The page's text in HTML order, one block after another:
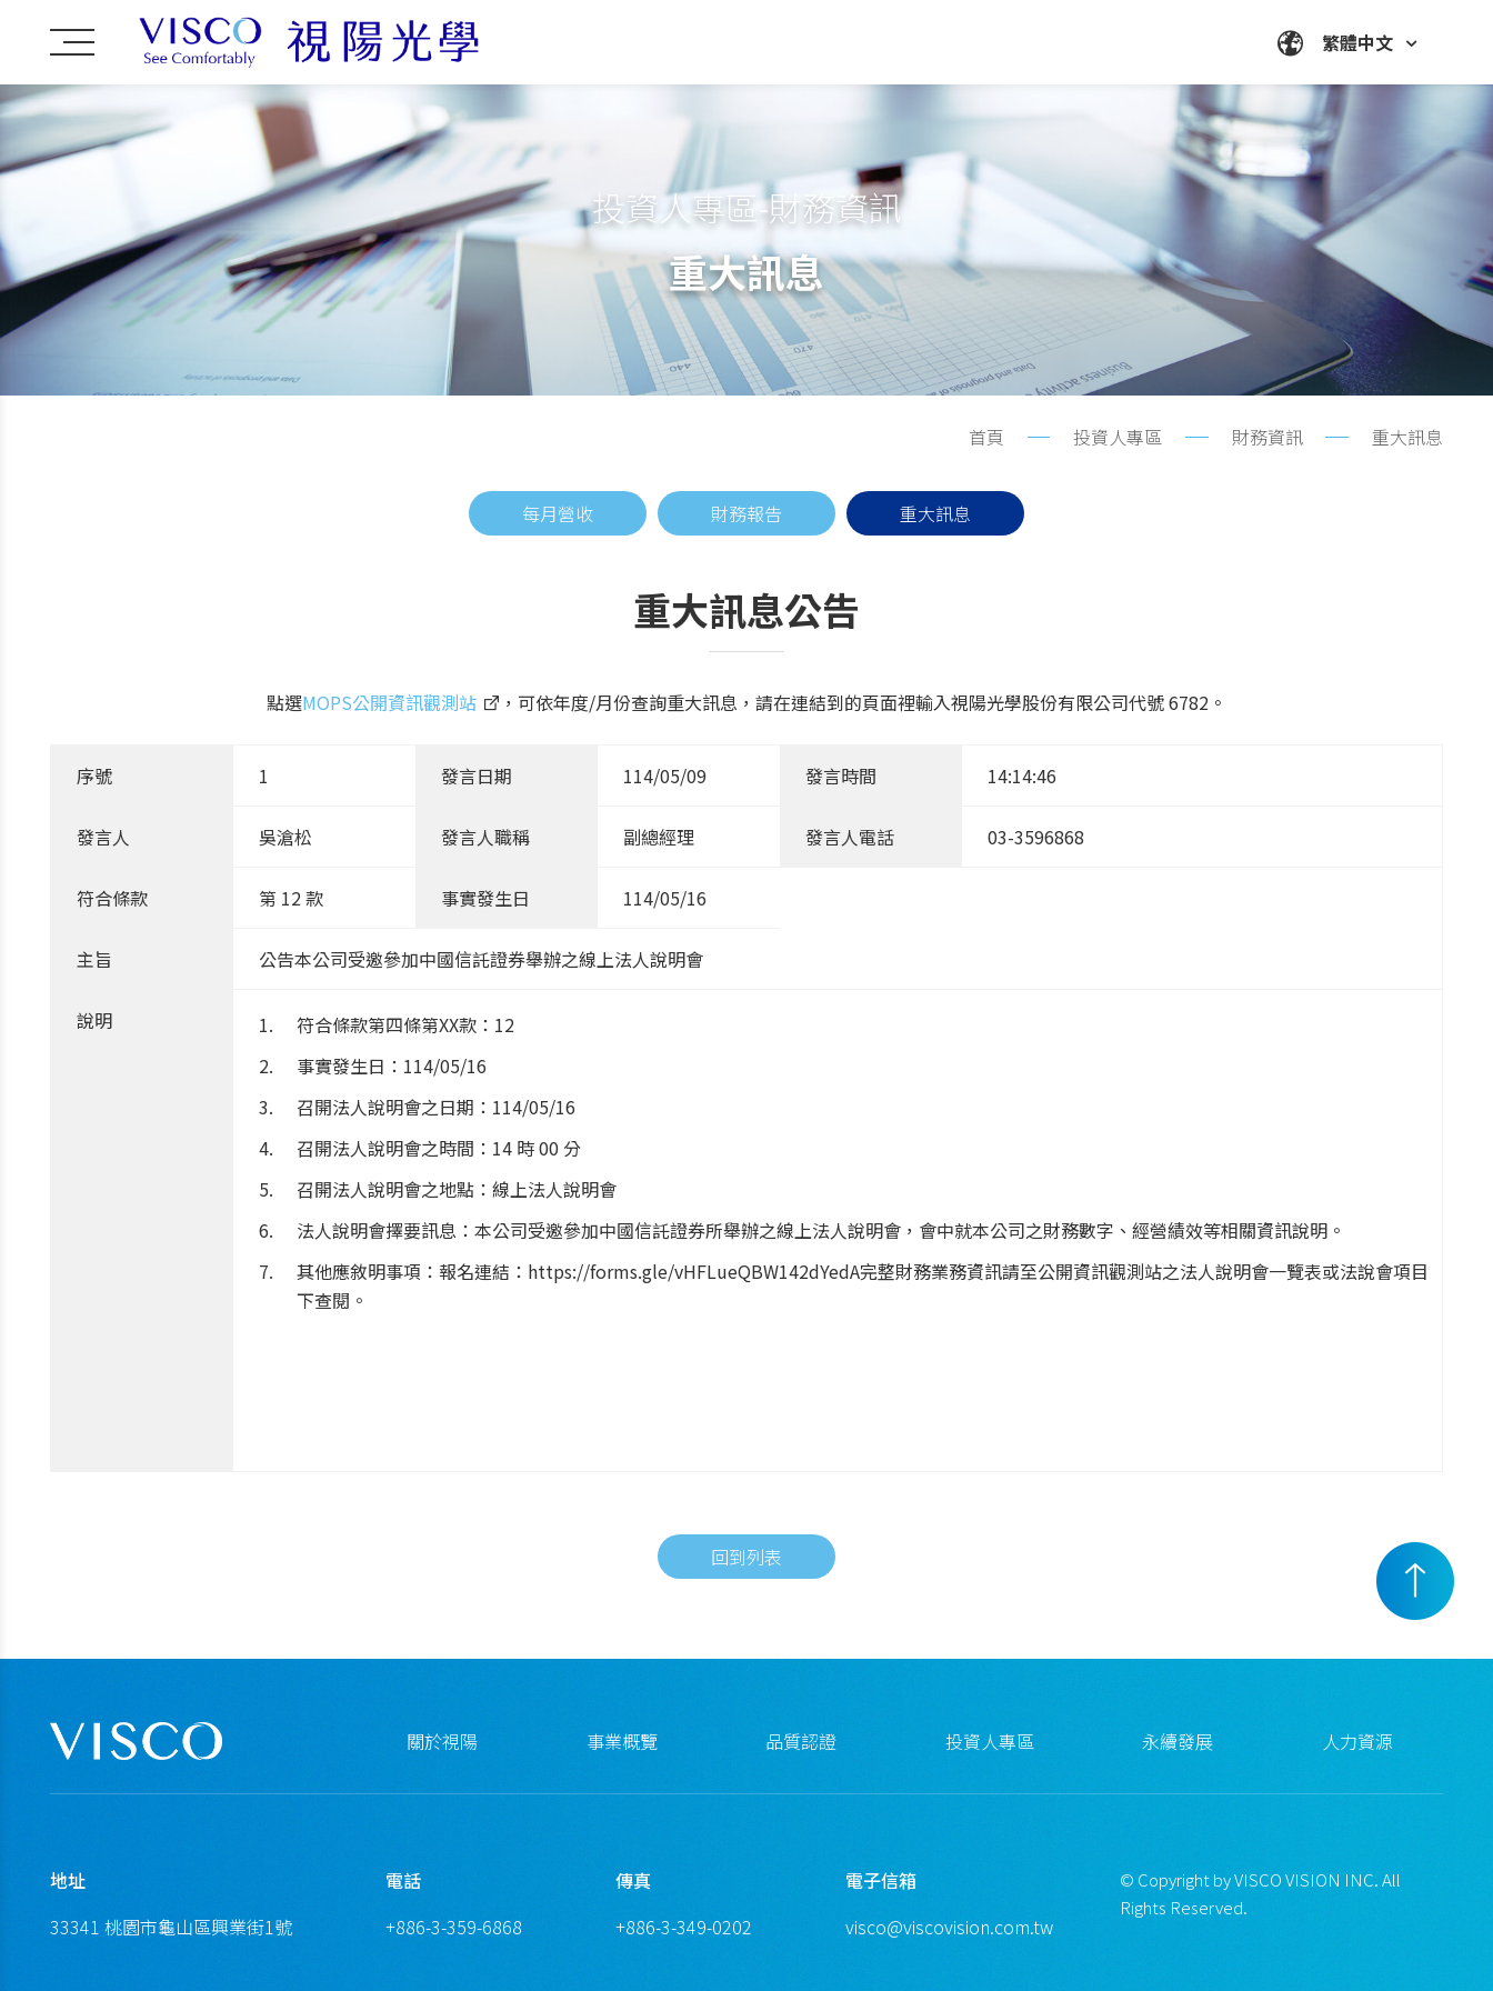
繁體中文
投資人專區-財務資訊
重大訊息
首頁 投資人專區 財務資訊 重大訊息
每月營收 財務報告 重大訊息
重大訊息公告
點選MOPS公開資訊觀測站 ，可依年度/月份查詢重大訊息，請在連結到的頁面裡輸入視陽光學股份有限公司代號 6782。
序號 1 發言日期 114/05/09 發言時間 14:14:46
發言人 吳滄松 發言人職稱 副總經理 發言人電話 03-3596868
符合條款 第 12 款 事實發生日 114/05/16
主旨 公告本公司受邀參加中國信託證券舉辦之線上法人說明會
說明
符合條款第四條第XX款：12
事實發生日：114/05/16
召開法人說明會之日期：114/05/16
召開法人說明會之時間：14 時 00 分
召開法人說明會之地點：線上法人說明會
法人說明會擇要訊息：本公司受邀參加中國信託證券所舉辦之線上法人說明會，會中就本公司之財務數字、經營績效等相關資訊說明。
其他應敘明事項：報名連結：https://forms.gle/vHFLueQBW142dYedA完整財務業務資訊請至公開資訊觀測站之法人說明會一覽表或法說會項目
下查閱。
回到列表
關於視陽 事業概覽 品質認證 投資人專區 永續發展 人力資源
地址
33341 桃園市龜山區興業街1號
電話
+886-3-359-6868
傳真
+886-3-349-0202
電子信箱
visco@viscovision.com.tw
© Copyright by VISCO VISION INC. All
Rights Reserved.